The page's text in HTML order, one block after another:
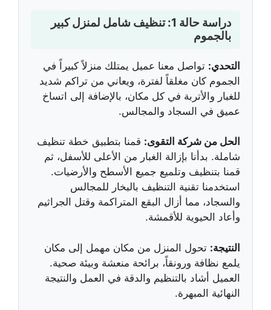
دراسة حالة 1: تنظيف شامل لمنزل كبير
بالجموم
التحدي: تواصل معنا عميل يمتلك منزلاً كبيراً في
الجموم كان مغلقاً لفترة، ويعاني من تراكم شديد
للغبار والأتربة في كل مكان، بالإضافة إلى اتساخ
عميق في السجاد والمجالس.
الحل من شركة التقوى: قمنا بتطبيق خطة تنظيف
شاملة. بدأنا بإزالة الغبار من الأعلى للأسفل، ثم
قمنا بتنظيف وتلميع جميع الأسطح والأرضيات.
استخدمنا تقنية التنظيف بالبخار للمجالس
والسجاد، مما أزال البقع المتراكمة وقتل الجراثيم
وأعاد الحيوية للأقمشة.
النتيجة: تحول المنزل من مكان مهمل إلى مكان
يلمع نظافة ورونقاً، برائحة منعشة وبيئة صحية.
العميل أشاد بالتنظيم والدقة في العمل والنتيجة
النهائية المبهرة.